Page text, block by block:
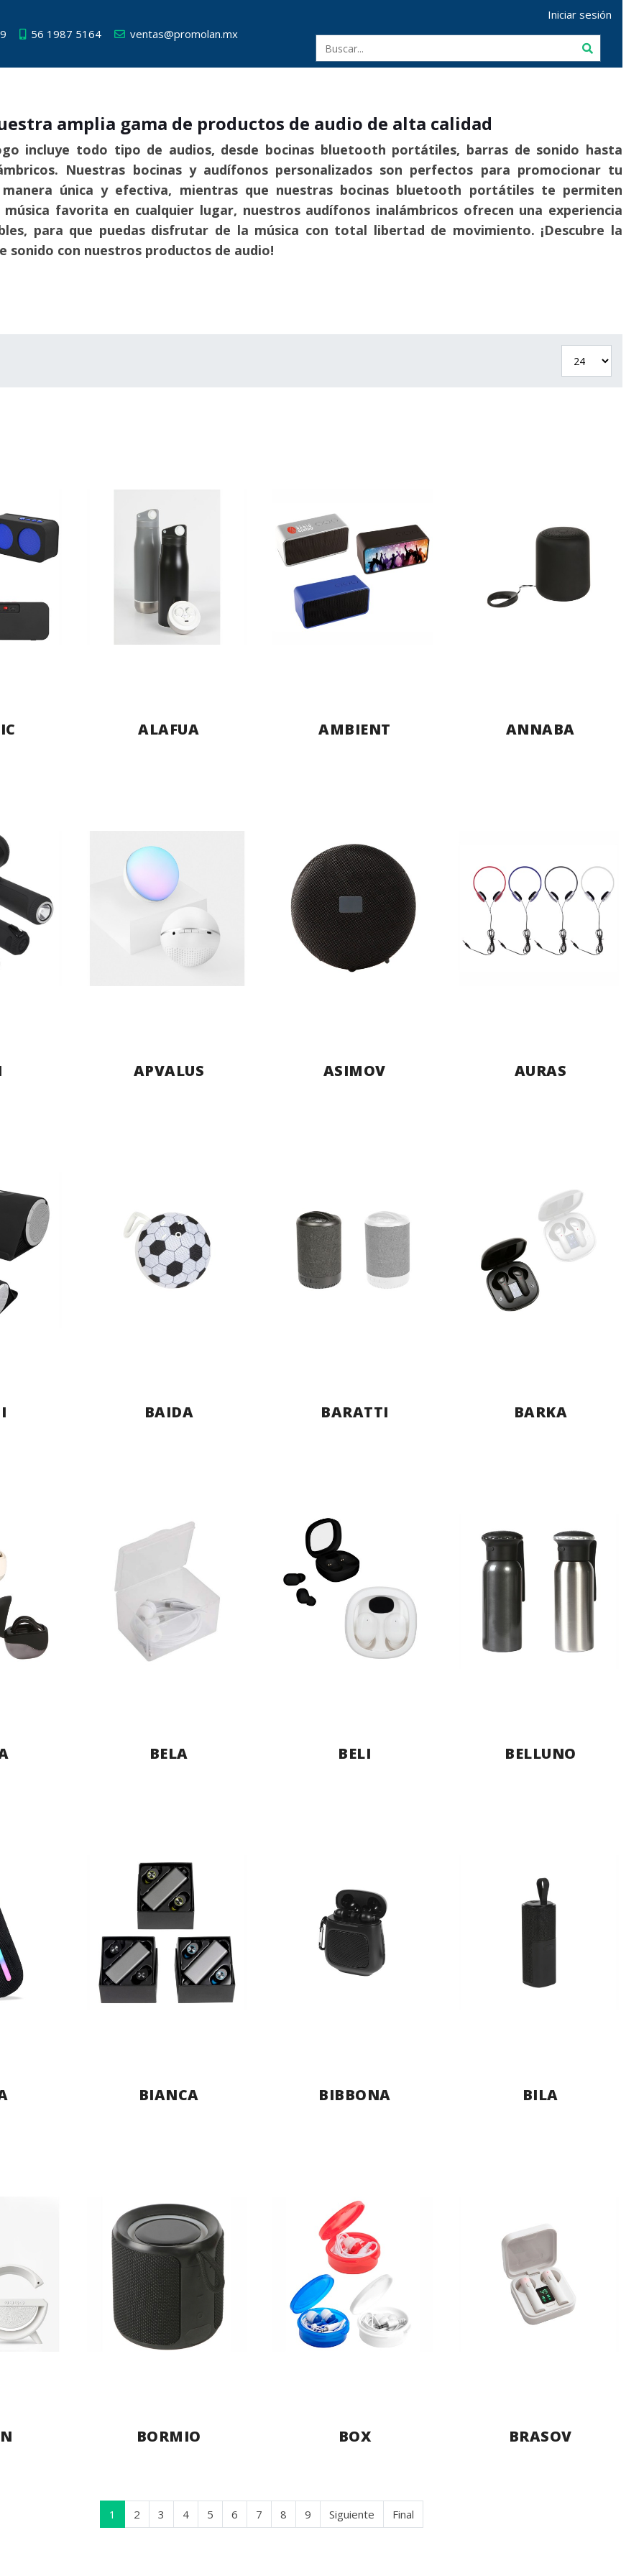
56 1987 5164 ventas@promolan.mx
Iniciar sesión
amplia gama de productos de audio de alta calidad
incluye todo tipo de audios, desde bocinas bluetooth portátiles, barras de sonido hasta
Nuestras bocinas y audífonos personalizados son perfectos para promocionar tu
única y efectiva, mientras que nuestras bocinas bluetooth portátiles te permiten
favorita en cualquier lugar, nuestros audífonos inalámbricos ofrecen una experiencia
para que puedas disfrutar de la música con total libertad de movimiento. ¡Descubre la
sonido con nuestros productos de audio!
ALAFUA AMBIENT ANNABA
APVALUS ASIMOV AURAS
BAIDA BARATTI BARKA
BELA BELI BELLUNO
BIANCA BIBBONA BILA
BORMIO BOX BRASOV
1 2 3 4 5 6 7 8 9 Siguiente Final